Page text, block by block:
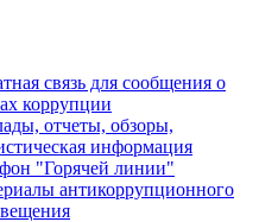
связь для сообщения о
коррупции
отчеты, обзоры,
информация
"Горячей линии"
антикоррупционного